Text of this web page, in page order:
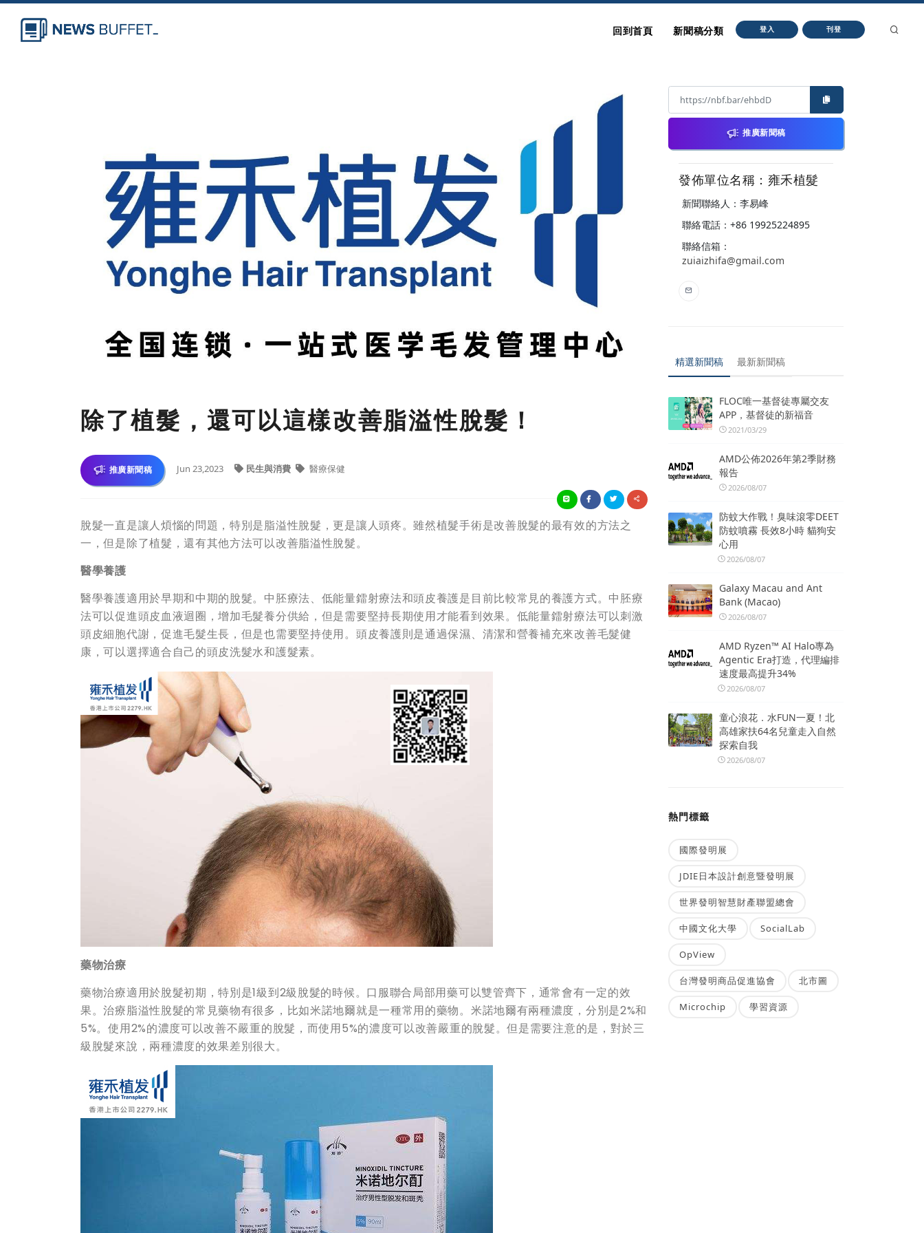
回到首頁 新聞稿分類 登入 刊登
除了植髮，還可以這樣改善脂溢性脫髮！
推廣新聞稿 Jun 23,2023 民生與消費 醫療保健
脫髮一直是讓人煩惱的問題，特別是脂溢性脫髮，更是讓人頭疼。雖然植髮手術是改善脫髮的最有效的方法之
一，但是除了植髮，還有其他方法可以改善脂溢性脫髮。
醫學養護
醫學養護適用於早期和中期的脫髮。中胚療法、低能量鐳射療法和頭皮養護是目前比較常見的養護方式。中胚療
法可以促進頭皮血液迴圈，增加毛髮養分供給，但是需要堅持長期使用才能看到效果。低能量鐳射療法可以刺激
頭皮細胞代謝，促進毛髮生長，但是也需要堅持使用。頭皮養護則是通過保濕、清潔和營養補充來改善毛髮健
康，可以選擇適合自己的頭皮洗髮水和護髮素。
藥物治療
藥物治療適用於脫髮初期，特別是1級到2級脫髮的時候。口服聯合局部用藥可以雙管齊下，通常會有一定的效
果。治療脂溢性脫髮的常見藥物有很多，比如米諾地爾就是一種常用的藥物。米諾地爾有兩種濃度，分別是2%和
5%。使用2%的濃度可以改善不嚴重的脫髮，而使用5%的濃度可以改善嚴重的脫髮。但是需要注意的是，對於三
級脫髮來說，兩種濃度的效果差別很大。
推廣新聞稿
發佈單位名稱：雍禾植髮
新聞聯絡人：李易峰
聯絡電話：+86 19925224895
聯絡信箱：
zuiaizhifa@gmail.com
精選新聞稿 最新新聞稿
FLOC唯一基督徒專屬交友
APP，基督徒的新福音
2021/03/29
AMD公佈2026年第2季財務
報告
2026/08/07
防蚊大作戰！臭味滾零DEET
防蚊噴霧 長效8小時 貓狗安
心用
2026/08/07
Galaxy Macau and Ant
Bank (Macao)
2026/08/07
AMD Ryzen™ AI Halo專為
Agentic Era打造，代理編排
速度最高提升34%
2026/08/07
童心浪花．水FUN一夏！北
高雄家扶64名兒童走入自然
探索自我
2026/08/07
熱門標籤
國際發明展
JDIE日本設計創意暨發明展
世界發明智慧財產聯盟總會
中國文化大學 SocialLab
OpView
台灣發明商品促進協會 北市圖
Microchip 學習資源